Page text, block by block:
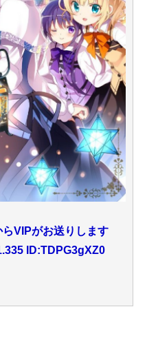
VIPがお送りします
ID:TDPG3gXZ0